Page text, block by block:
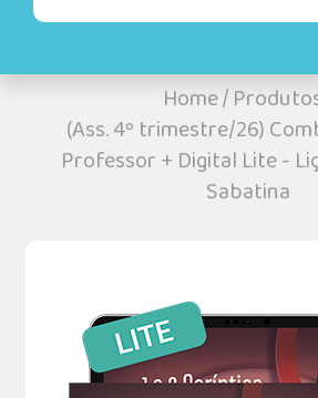
Home/
(Ass. 4º trimestre/26)
Professor + Digital Lite -
Sabatina